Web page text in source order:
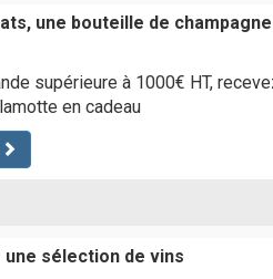
une bouteille de
supérieure à 1000€ HT,
en cadeau
une sélection de vins